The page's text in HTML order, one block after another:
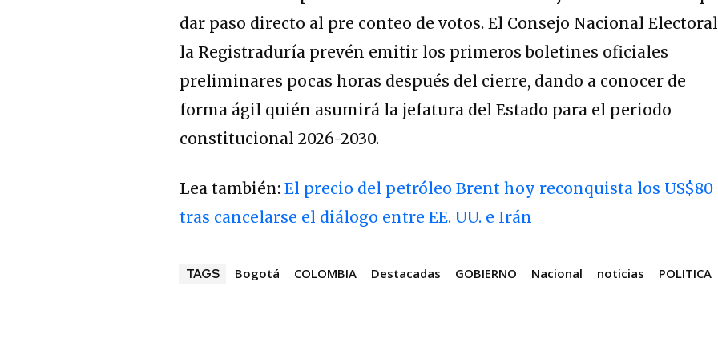
dar paso directo al pre conteo de votos. El Consejo Nacional
la Registraduría prevén emitir los primeros boletines oficiales
preliminares pocas horas después del cierre, dando a conocer de
forma ágil quién asumirá la jefatura del Estado para el periodo
constitucional 2026-2030.
Lea también:El precio del petróleo Brent hoy reconquista los US$80
tras cancelarse el diálogo entre EE. UU. e Irán
TAGS Bogotá COLOMBIA Destacadas GOBIERNO Nacional noticias POLITICA